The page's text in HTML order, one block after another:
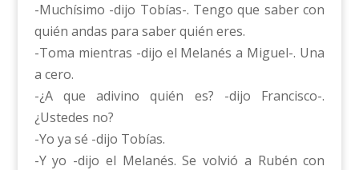
-Muchísimo -dijo Tobías-. Tengo que saber con
quién andas para saber quién eres.
-Toma mientras -dijo el Melanés a Miguel-. Una
a cero.
-¿A que adivino quién es? -dijo Francisco-.
¿Ustedes no?
-Yo ya sé -dijo Tobías.
-Y yo -dijo el Melanés. Se volvió a Rubén con